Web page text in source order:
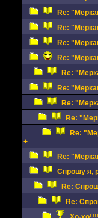
Re:
Re:
Re:
Re:
Re:
Re:
Re:
Re:
Re:
+
Re:
Спрошу я,
Re:
Re: